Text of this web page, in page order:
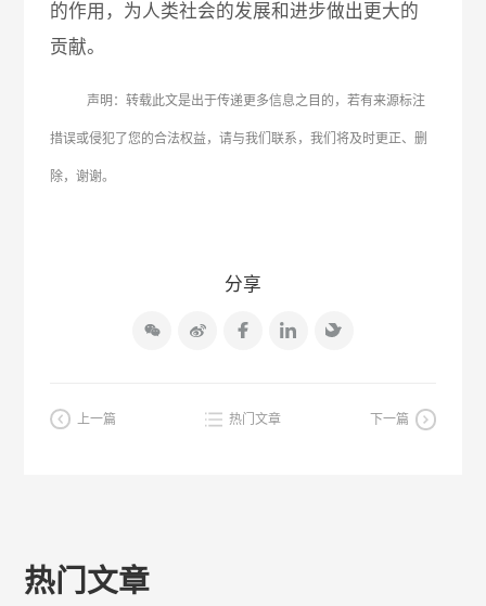
的作用，为人类社会的发展和进步做出更大的
贡献。
声明：转载此文是出于传递更多信息之目的，若有来源标注
措误或侵犯了您的合法权益，请与我们联系，我们将及时更正、删
除，谢谢。
分享
上一篇 热门文章 下一篇
热门文章